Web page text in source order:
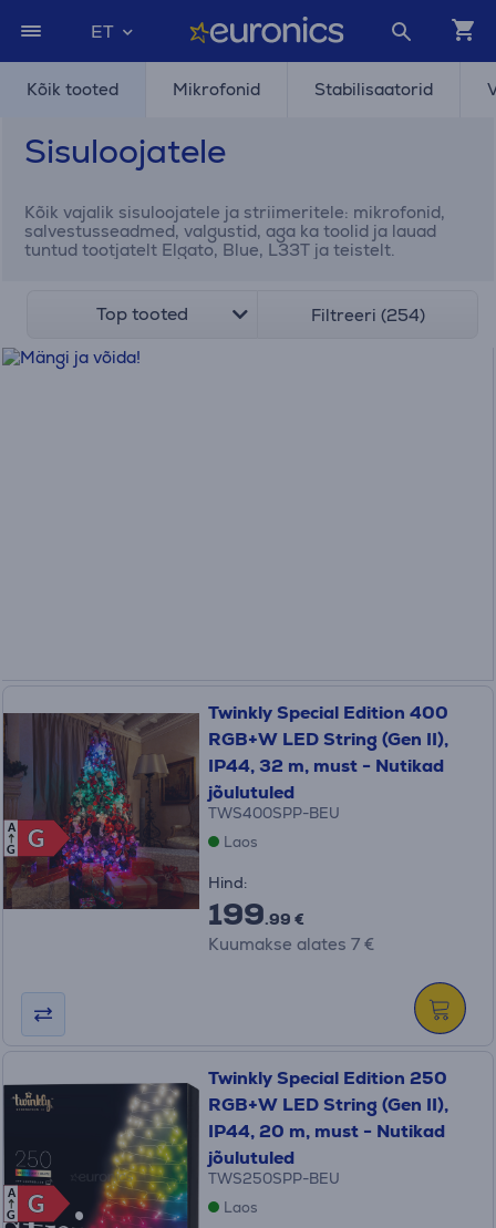
ET
Kõik tooted Mikrofonid Stabilisaatorid
Sisuloojatele
Kõik vajalik sisuloojatele ja striimeritele: mikrofonid,
salvestusseadmed, valgustid, aga ka toolid ja lauad
tuntud tootjatelt Elgato, Blue, L33T ja teistelt.
Top tooted Filtreeri (254)
G
G
A
G
Twinkly Special Edition 400
RGB+W LED String (Gen II),
IP44, 32 m, must - Nutikad
jõulutuled
TWS400SPP-BEU
Laos
Hind:
199.99 €
Kuumakse alates 7 €
G
G
A
G
Twinkly Special Edition 250
RGB+W LED String (Gen II),
IP44, 20 m, must - Nutikad
jõulutuled
TWS250SPP-BEU
Laos